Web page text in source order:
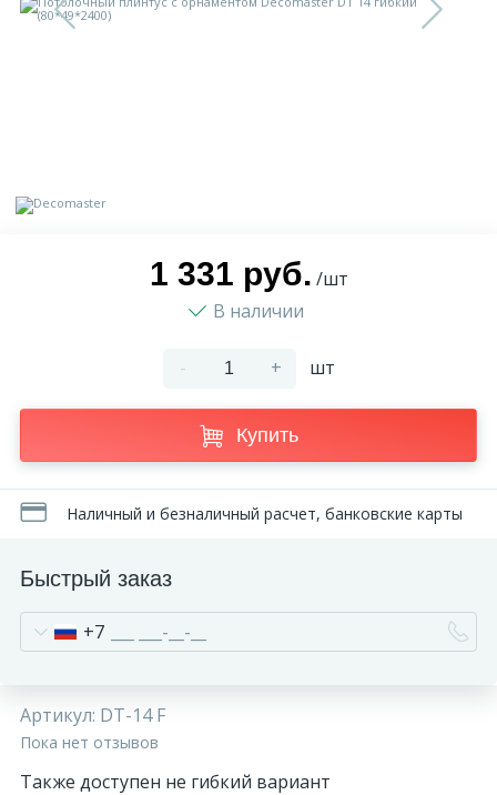
1 331 руб. /шт
В наличии
- + шт
Купить
Наличный и безналичный расчет, банковские карты
Быстрый заказ
+7
Артикул: DT-14 F
Пока нет отзывов
Также доступен не гибкий вариант
Доставка
Сотрудничество